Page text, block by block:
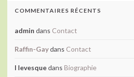
COMMENTAIRES RÉCENTS
admin dans Contact
Raffin-Gaydans Contact
l levesquedans Biographie